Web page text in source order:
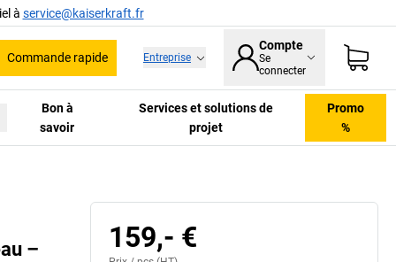
à service@kaiserkraft.fr
Commande rapide Entreprise
Compte
Se
connecter
Bon à
savoir
Services et solutions de
projet
Promo
%
–
159,- €